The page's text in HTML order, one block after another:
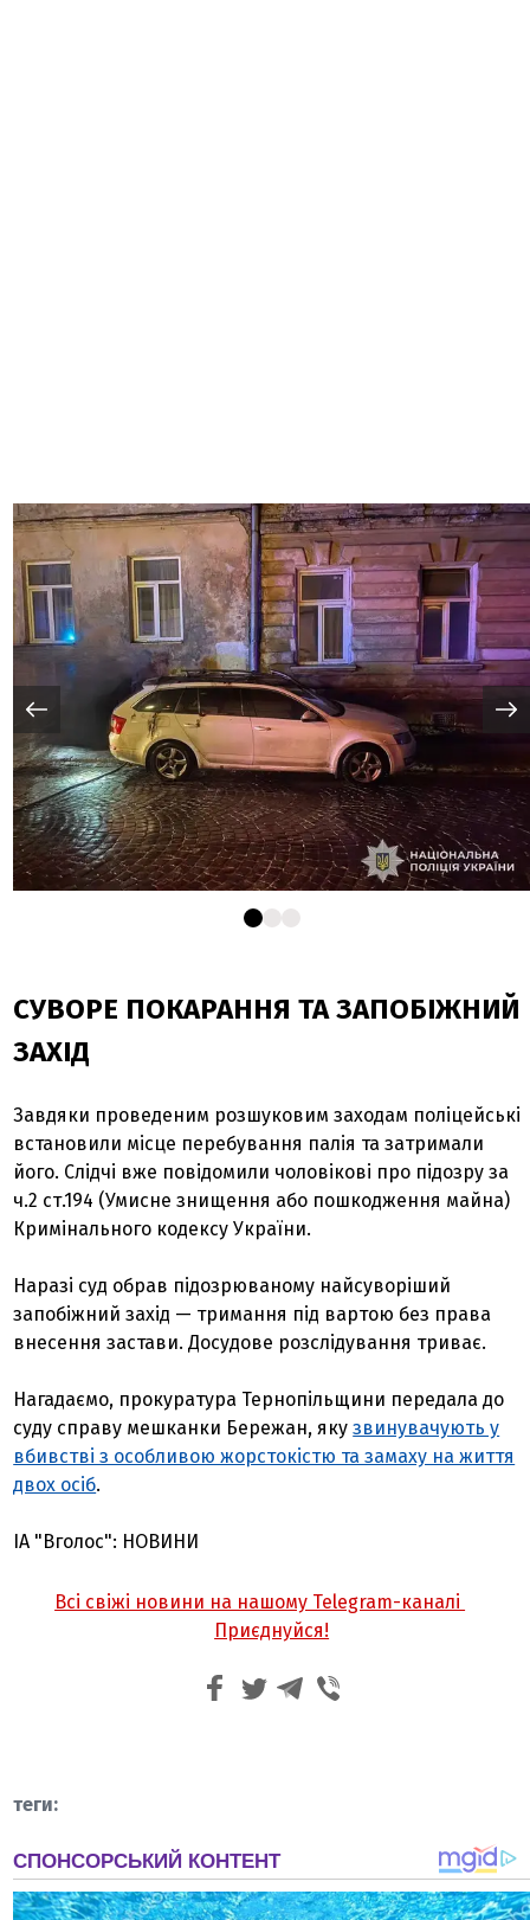
СУВОРЕ ПОКАРАННЯ ТА ЗАПОБІЖНИЙ
ЗАХІД
Завдяки проведеним розшуковим заходам поліцейські
встановили місце перебування палія та затримали
його. Слідчі вже повідомили чоловікові про підозру за
ч.2 ст.194 (Умисне знищення або пошкодження майна)
Кримінального кодексу України.
Наразі суд обрав підозрюваному найсуворіший
запобіжний захід — тримання під вартою без права
внесення застави. Досудове розслідування триває.
Нагадаємо, прокуратура Тернопільщини передала до
суду справу мешканки Бережан, якузвинувачують у
вбивстві з особливою жорстокістю та замаху на життя
двох осіб.
ІА "Вголос": НОВИНИ
Всі свіжі новини на нашому Telegram-каналі
Приєднуйся!